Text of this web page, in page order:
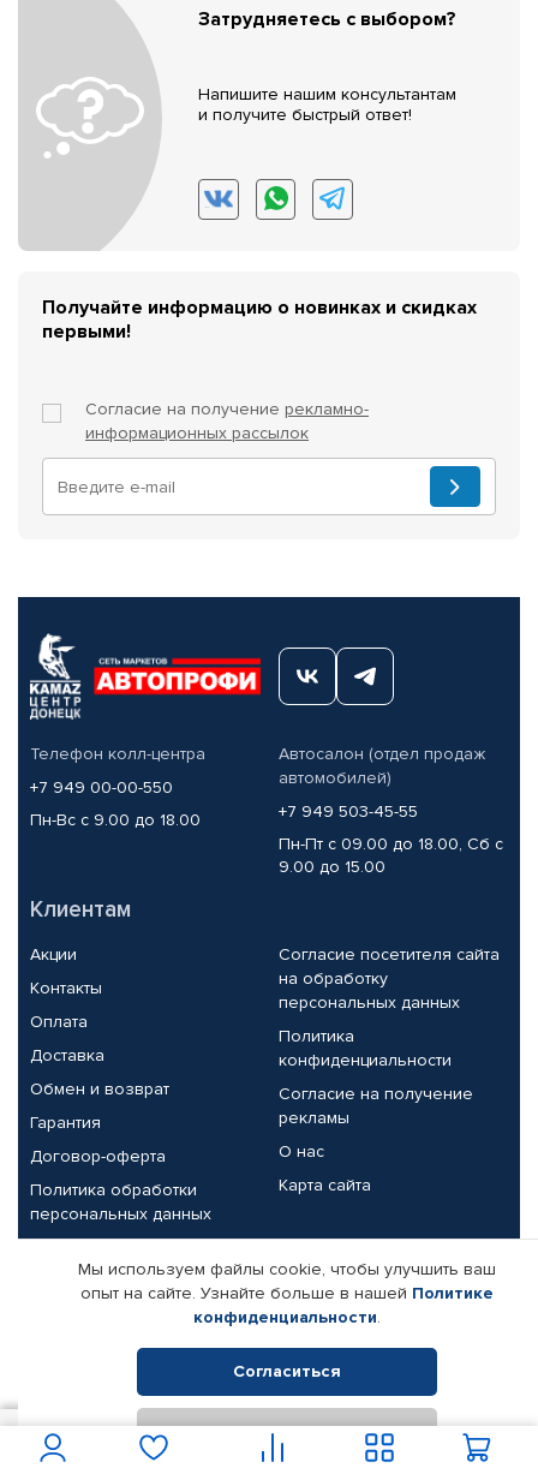
Затрудняетесь с выбором?
Напишите нашим консультантам
и получите быстрый ответ!
Получайте информацию о новинках и скидках
первыми!
Согласие на получение рекламно-
информационных рассылок
Телефон колл-центра
+7 949 00-00-550
Пн-Вс с 9.00 до 18.00
Автосалон (отдел продаж
автомобилей)
+7 949 503-45-55
Пн-Пт с 09.00 до 18.00, Сб с
9.00 до 15.00
Клиентам
Акции
Контакты
Оплата
Доставка
Обмен и возврат
Гарантия
Договор-оферта
Политика обработки
персональных данных
Согласие посетителя сайта
на обработку
персональных данных
Политика
конфиденциальности
Согласие на получение
рекламы
О нас
Карта сайта
Партнерам
Корпоративным клиентам
Поставщикам
Реквизиты компании
© КАМАЗ ЦЕНТР ДОНЕЦК, 2015-2026. Все права защищены.
Интернет-магазин автомобильных товаров Автопрофи.
Мы используем файлы cookie, чтобы улучшить ваш
опыт на сайте. Узнайте больше в нашей Политике
конфиденциальности.
Согласиться
Отклонить
В корзину